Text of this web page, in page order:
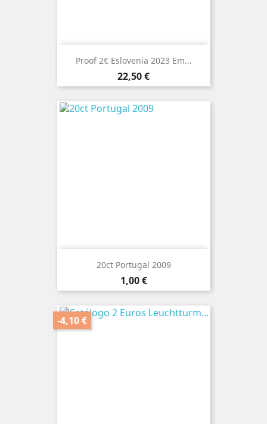
Proof 2€ Eslovenia 2023 Em...
Preço
22,50 €
20ct Portugal 2009
Preço
1,00 €
-4,10 €